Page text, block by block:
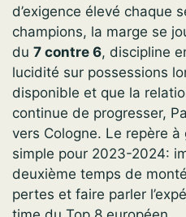
d’exigence élevé chaque
champions, la marge se
du 7 contre 6, discipline
lucidité sur possessions
disponible et que la
continue de progresser,
vers Cologne. Le repère
simple pour 2023-2024:
deuxième temps de
pertes et faire parler